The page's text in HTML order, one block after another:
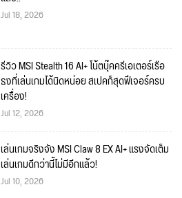
Jul 18, 2026
รีวิว MSI Stealth 16 AI+ โน้ตบุ๊คครีเอเตอร์เรือ
ธงที่เล่นเกมได้นิดหน่อย สเปคก็สุดฟีเจอร์ครบ
เครื่อง!
Jul 12, 2026
เล่นเกมจริงจัง MSI Claw 8 EX AI+ แรงจัดเต็ม
เล่นเกมดีกว่านี้ไม่มีอีกแล้ว!
Jul 10, 2026